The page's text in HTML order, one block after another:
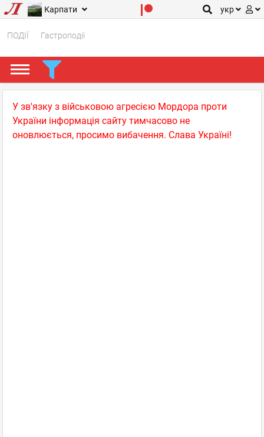
Карпати укр
ПОДІЇ Гастроподії
У зв'язку з військовою агресією Мордора проти
України інформація сайту тимчасово не
оновлюється, просимо вибачення. Слава Україні!